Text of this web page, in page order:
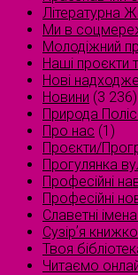
Літературна
Ми в
Молодіжний
Наші проєкти
Нові
Новини (3 236)
Природа
Про нас (1)
Проєкти/
Прогулянка
Професійні
Професійні
Славетні
Сузірʼя
Твоя
Читаємо